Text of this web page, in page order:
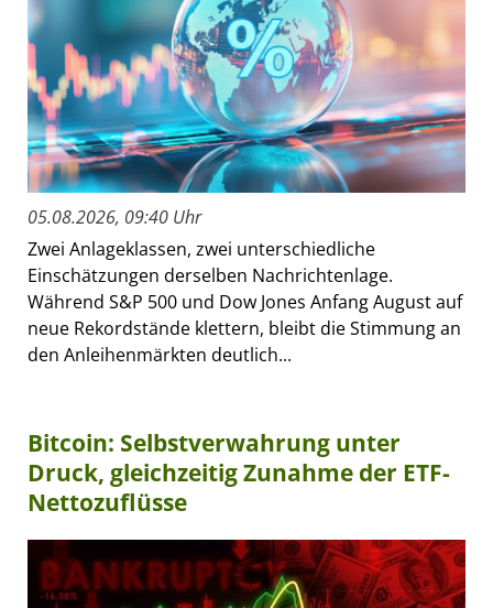
05.08.2026, 09:40 Uhr
Zwei Anlageklassen, zwei unterschiedliche
Einschätzungen derselben Nachrichtenlage.
Während S&P 500 und Dow Jones Anfang August auf
neue Rekordstände klettern, bleibt die Stimmung an
den Anleihenmärkten deutlich...
Bitcoin: Selbstverwahrung unter
Druck, gleichzeitig Zunahme der ETF-
Nettozuflüsse